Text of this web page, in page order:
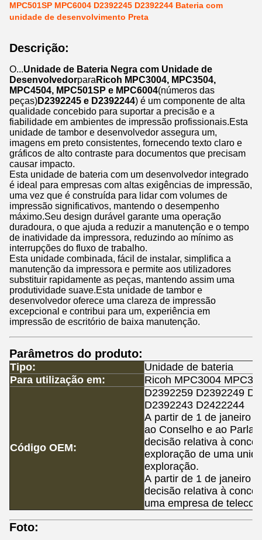
MPC501SP MPC6004 D2392245 D2392244 Bateria com
unidade de desenvolvimento Preta
Descrição:
O...Unidade de Bateria Negra com Unidade de
Desenvolvedorpara Ricoh MPC3004, MPC3504,
MPC4504, MPC501SP e MPC6004(números das
peças)D2392245 e D2392244) é um componente de alta
qualidade concebido para suportar a precisão e a
fiabilidade em ambientes de impressão profissionais.Esta
unidade de tambor e desenvolvedor assegura um,
imagens em preto consistentes, fornecendo texto claro e
gráficos de alto contraste para documentos que precisam
causar impacto.
Esta unidade de bateria com um desenvolvedor integrado
é ideal para empresas com altas exigências de impressão,
uma vez que é construída para lidar com volumes de
impressão significativos, mantendo o desempenho
máximo.Seu design durável garante uma operação
duradoura, o que ajuda a reduzir a manutenção e o tempo
de inatividade da impressora, reduzindo ao mínimo as
interrupções do fluxo de trabalho.
Esta unidade combinada, fácil de instalar, simplifica a
manutenção da impressora e permite aos utilizadores
substituir rapidamente as peças, mantendo assim uma
produtividade suave.Esta unidade de tambor e
desenvolvedor oferece uma clareza de impressão
excepcional e contribui para um, experiência em
impressão de escritório de baixa manutenção.
Parâmetros do produto:
Tipo:
Unidade de bateria
Para utilização em:
Ricoh MPC3004
Código OEM:
D2392259 D2392249
D2392243 D2422244
A partir de 1 de janeiro
ao Conselho e ao
decisão relativa à
exploração de uma
exploração.
A partir de 1 de janeiro
decisão relativa à
uma empresa de
Foto: